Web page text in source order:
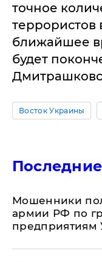
точное
террористов
ближайшее
будет
Восток Украины
Мошенники
армии РФ по